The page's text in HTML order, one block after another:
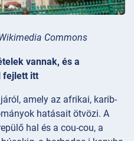
Commons
vannak, és a
fejlett itt
amely az afrikai, karib-
hatásait ötvözi. A
hal és a cou-cou, a